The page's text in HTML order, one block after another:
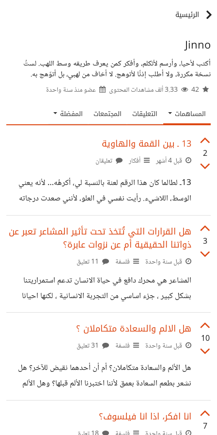
الرئيسية
Jinno
أكتب لأحيا، وأرسم لأتكلم، وأفكر كمن يعرف طريقه وسط اللهب. لستُ
نسخة مكررة، ولا أطلب إذنًا لأتوهج. لا أخاف من لهبي، بل أتوّهج به.
عضو منذسنة واحدة
المساهمات التعليقات المجتمعات المفضلة
2
13 ـ بين القمة والهاوية
قبل 4 أشهر أفكار تعليقان
13ـ لطالما كان هذا الرقم لعنة بالنسبة لي، أكرهُه… لأنه يعني
الوسط، اللاشيء. رأيت نفسي في العلو، لأنني صعدت درجاته
بنفسي، لم تُمنح لي هذه المرتبة… بل انتزعتها بجهدي. ولم أقبل
يومًا أن يُسمّى ذلك غرورًا، لمجرد أنني وثقت بنفسي. هل
التفريق بينهما صعب إلى هذا الحد؟ أم أن ملامح الغرور قد
التصقت بثقتي دون علمي؟ لم أقل شيئًا إلا وحققته… أو هكذا
كنت أظن. ربما آلمني هذا السقوط… لكن ليس بقدر تلك الطعنة،
ليس بقدر شعوري… أنهم تمنّوا لي ذلك.
3
هل القرارات التي تُتخذ تحت تأثير المشاعر تعبر عن
ذواتنا الحقيقية أم عن نزوات عابرة؟
قبل سنة واحدة فلسفة
المشاعر هي محرك دافع في حياة الانسان تدعم استمراريتنا
بشكل كبير ، جزء اساسي من التجربة الانسانية ، لكنها احيانا
بشكل او بآخر تدفعنا الاتخاذ قرارات عاطفية يمكن ان تعود
نتائجها بالسلب علينا فأي الى مدى تمثل القرارات العاطفية
حقيقتنا ، ومن يتحمل مسؤوليتها ؟؟ عندما يمر الانسان بلحظة
قرار يعود عليه بالسلب ، لكن من اتخذ القرار هنا فعليا انا ام
مشاعري هل كان بسبب نزوة غضب ام
10
هل الالم والسعادة متكاملان ؟
قبل سنة واحدة فلسفة
هل الألم والسعادة متكاملان؟ أم أن أحدهما نقيض للآخر؟ هل
نشعر بطعم السعادة بعمق لأننا اختبرنا الألم قبلها؟ وهل الألم
ضرورة في حياتنا، أم مجرد عبء نحاول تجاوزه بأي وسيلة؟
كثيرًا ما أطرح هذه الأسئلة على نفسي. أتأملها، أحاول فهمها،
وكأنني أبحث عن نقطة ارتكاز تمنحني معنى.يقول فريدريك
7
انا افكر، اذا انا فيلسوف؟